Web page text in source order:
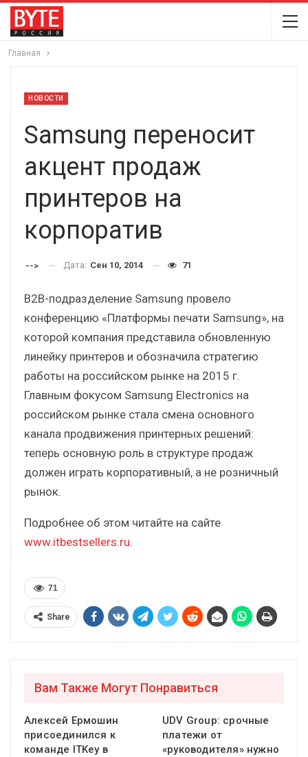
Главная
НОВОСТИ
Samsung переносит
акцент продаж
принтеров на
корпоратив
--> Дата: Сен 10, 2014 71
B2B-подразделение Samsung провело
конференцию «Платформы печати Samsung», на
которой компания представила обновленную
линейку принтеров и обозначила стратегию
работы на российском рынке на 2015 г.
Главным фокусом Samsung Electronics на
российском рынке стала смена основного
канала продвижения принтерных решений:
теперь основную роль в структуре продаж
должен играть корпоративный, а не розничный
рынок.
Подробнее об этом читайте на сайте
www.itbestsellers.ru.
71
Share
Вам Также Могут Понравиться
Алексей Ермошин
присоединился к
команде ITKey в
UDV Group: срочные
платежи от
«руководителя» нужно